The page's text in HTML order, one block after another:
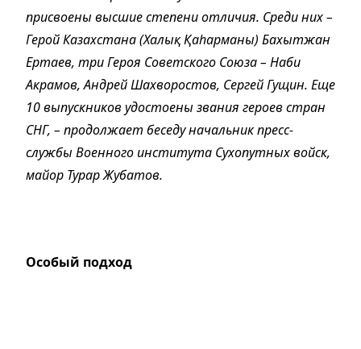
присвоены высшие степени отличия. Среди них –
Герой Казахстана (Халық Қаһарманы) Бахытжан
Ертаев, три Героя Советского Союза – Наби
Акрамов, Андрей Шахворостов, Сергей Гущин. Еще
10 выпускников удостоены звания героев стран
СНГ, – продолжает беседу начальник пресс-
службы Военного института Сухопутных войск,
майор Турар Жубатов.
Особый подход